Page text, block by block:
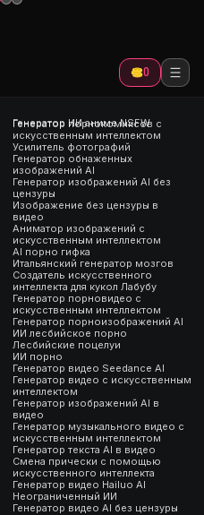
0
Генератор ИИ аниме NSFW
Генератор порнокомиксов с
искусственным интеллектом
Усилитель фотографий
Генератор обнаженных
изображений AI
Генератор изображений AI без
цензуры
Изображение без цензуры в
видео
Аниматор изображений с
искусственным интеллектом
AI порно гифка
Итальянский генератор мозгов
Создатель искусственного
интеллекта для кукол Лабубу
Генератор порновидео с
искусственным интеллектом
Генератор порноизображений AI
ИИ лесбийское порно
Лесбийские поцелуи
ИИ порно
Генератор видео Seedance AI
Генератор видео с искусственным
интеллектом
Генератор изображений AI в
видео
Генератор музыкального видео с
искусственным интеллектом
Генератор текста AI в видео
Смена прически с помощью
искусственного интеллекта
Генератор видео Hailuo AI
Неограниченный ИИ
Генератор видео AI без цензуры